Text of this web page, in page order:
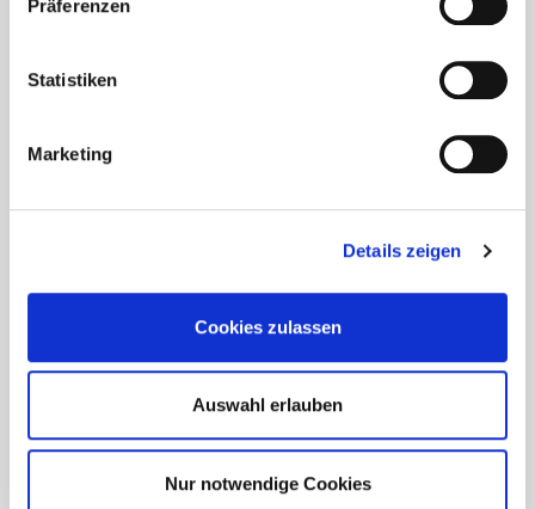
Präferenzen
Statistiken
Marketing
Details zeigen
Cookies zulassen
Auswahl erlauben
Nur notwendige Cookies